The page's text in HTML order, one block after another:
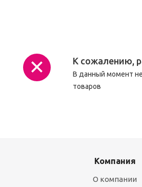
К сожалению,
В данный момент
товаров
Компания
О компании